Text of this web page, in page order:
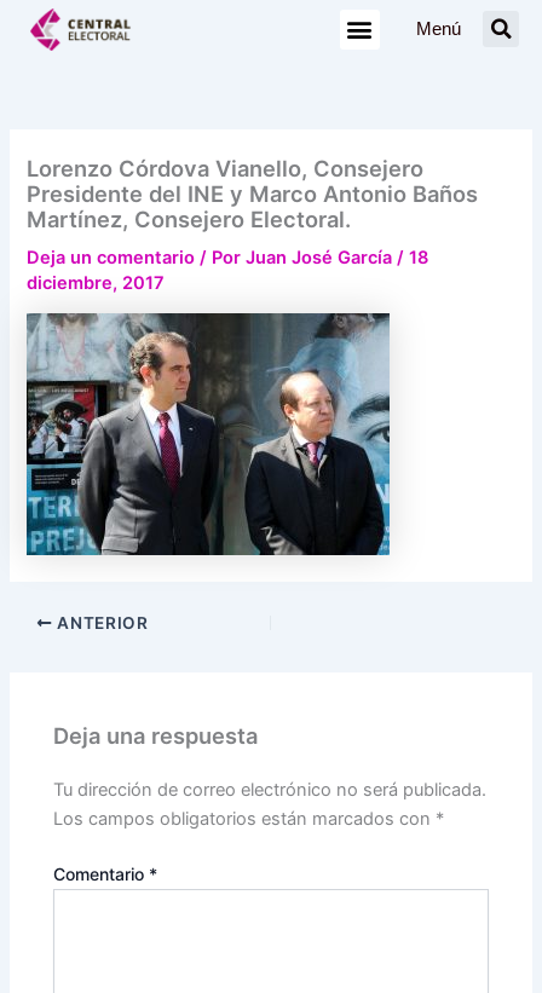
Menú
Lorenzo Córdova Vianello, Consejero
Presidente del INE y Marco Antonio Baños
Martínez, Consejero Electoral.
Deja un comentario / PorJuan José García/18
diciembre, 2017
ANTERIOR
Deja una respuesta
Tu dirección de correo electrónico no será publicada.
Los campos obligatorios están marcados con *
Comentario *